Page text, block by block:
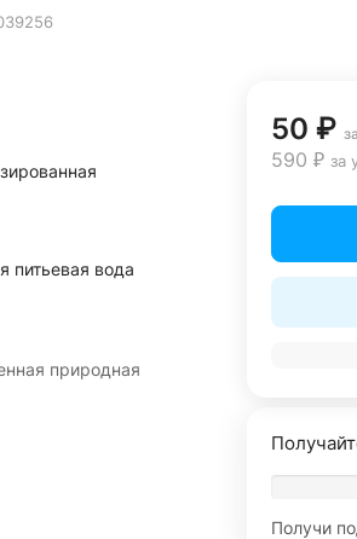
питьевая вода
природная
50 ₽
590 ₽ за
Получи